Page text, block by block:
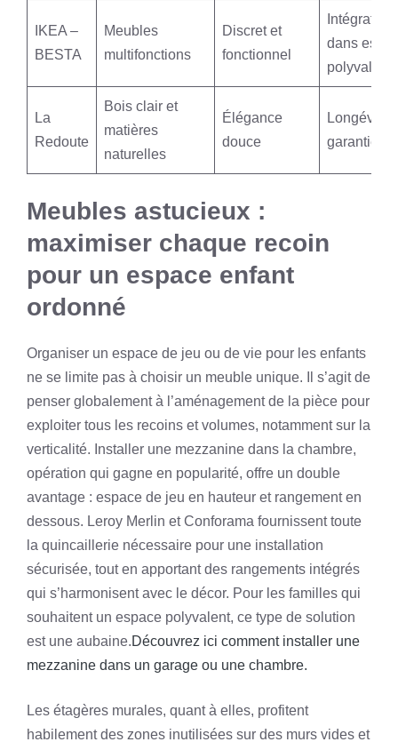
IKEA –
BESTA
Meubles
multifonctions
Discret et
fonctionnel
Intégration
dans
polyvalent
La
Redoute
Bois clair et
matières
naturelles
Élégance
douce
Longévité
garantie
Meubles astucieux :
maximiser chaque recoin
pour un espace enfant
ordonné
Organiser un espace de jeu ou de vie pour les enfants
ne se limite pas à choisir un meuble unique. Il s’agit de
penser globalement à l’aménagement de la pièce pour
exploiter tous les recoins et volumes, notamment sur la
verticalité. Installer une mezzanine dans la chambre,
opération qui gagne en popularité, offre un double
avantage : espace de jeu en hauteur et rangement en
dessous. Leroy Merlin et Conforama fournissent toute
la quincaillerie nécessaire pour une installation
sécurisée, tout en apportant des rangements intégrés
qui s’harmonisent avec le décor. Pour les familles qui
souhaitent un espace polyvalent, ce type de solution
est une aubaine.Découvrez ici comment installer une
mezzanine dans un garage ou une chambre.
Les étagères murales, quant à elles, profitent
habilement des zones inutilisées sur des murs vides et